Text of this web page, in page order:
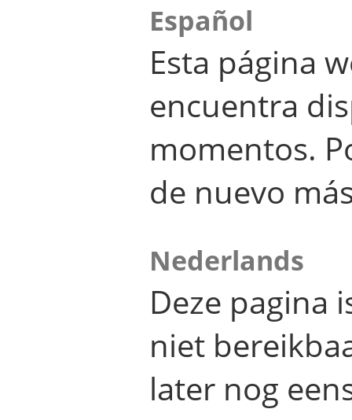
Español
Esta página
encuentra
momentos.
de nuevo
Nederlands
Deze pagina
niet
later nog